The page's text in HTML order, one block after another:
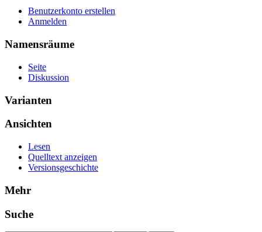
Benutzerkonto erstellen
Anmelden
Namensräume
Seite
Diskussion
Varianten
Ansichten
Lesen
Quelltext anzeigen
Versionsgeschichte
Mehr
Suche